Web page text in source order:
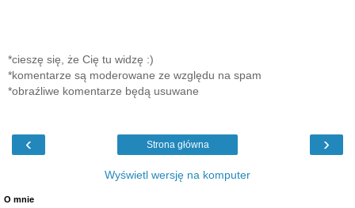
*cieszę się, że Cię tu widzę :)
*komentarze są moderowane ze względu na spam
*obraźliwe komentarze będą usuwane
‹ ›
Strona główna
Wyświetl wersję na komputer
O mnie